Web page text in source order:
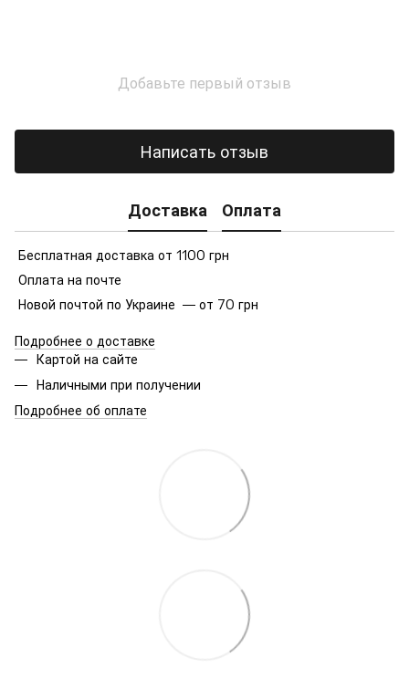
Добавьте первый отзыв
Написать отзыв
Доставка Оплата
Бесплатная доставка от 1100 грн
Оплата на почте
Новой почтой по Украине — от 70 грн
Подробнее о доставке
Картой на сайте
Наличными при получении
Подробнее об оплате